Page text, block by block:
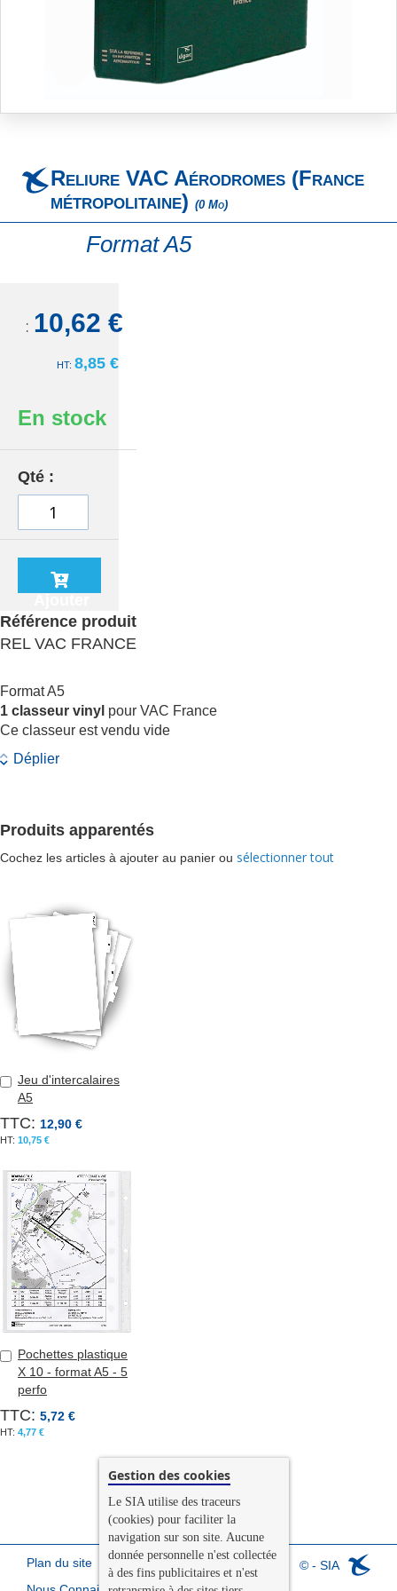
Reliure VAC Aérodromes (France
métropolitaine) (0 Mo)
Format A5
10,62 €
8,85 €
En stock
Qté
au
panier
of
the
Référence produit
REL VAC FRANCE
Format A5
1 classeur vinyl pour VAC France
Ce classeur est vendu vide
Déplier
Produits apparentés
Cochez les articles à ajouter au panier ou sélectionner tout
Jeu d'intercalaires
A5
TTC: 12,90 €
10,75 €
Ajouter
au
panier
Pochettes plastique
X 10 - format A5 - 5
perfo
TTC: 5,72 €
4,77 €
Ajouter
au
panier
© - SIA
Plan du site
Gestion des cookies
Le SIA utilise des traceurs
(cookies) pour faciliter la
navigation sur son site. Aucune
donnée personnelle n'est collectée
à des fins publicitaires et n'est